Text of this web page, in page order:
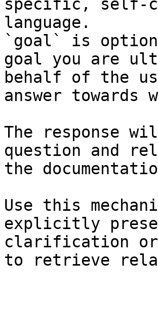
specific, self-
language.
`goal` is
goal you are
behalf of the
answer
The response
question and
the
Use this
explicitly
clarification or